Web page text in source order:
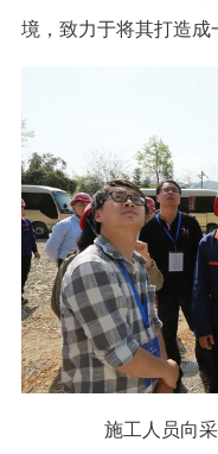
境，致力于将其打造成
施工人员向